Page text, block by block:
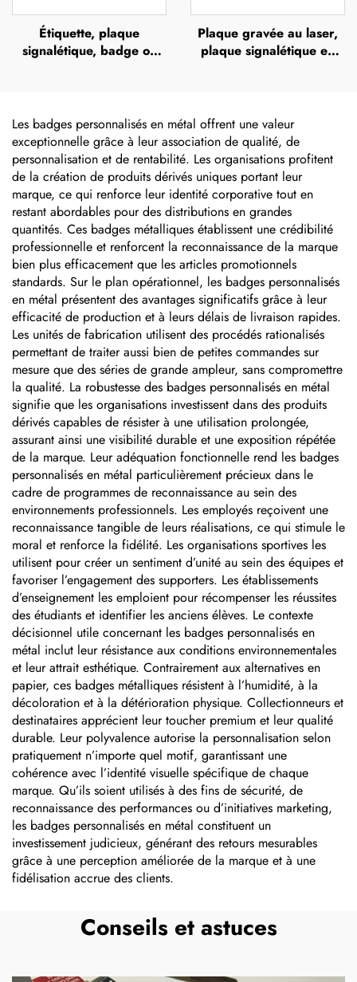
Étiquette, plaque
signalétique, badge ou
Plaque gravée au laser,
plaque signalétique en
Les badges personnalisés en métal offrent une valeur
exceptionnelle grâce à leur association de qualité, de
personnalisation et de rentabilité. Les organisations profitent
de la création de produits dérivés uniques portant leur
marque, ce qui renforce leur identité corporative tout en
restant abordables pour des distributions en grandes
quantités. Ces badges métalliques établissent une crédibilité
professionnelle et renforcent la reconnaissance de la marque
bien plus efficacement que les articles promotionnels
standards. Sur le plan opérationnel, les badges personnalisés
en métal présentent des avantages significatifs grâce à leur
efficacité de production et à leurs délais de livraison rapides.
Les unités de fabrication utilisent des procédés rationalisés
permettant de traiter aussi bien de petites commandes sur
mesure que des séries de grande ampleur, sans compromettre
la qualité. La robustesse des badges personnalisés en métal
signifie que les organisations investissent dans des produits
dérivés capables de résister à une utilisation prolongée,
assurant ainsi une visibilité durable et une exposition répétée
de la marque. Leur adéquation fonctionnelle rend les badges
personnalisés en métal particulièrement précieux dans le
cadre de programmes de reconnaissance au sein des
environnements professionnels. Les employés reçoivent une
reconnaissance tangible de leurs réalisations, ce qui stimule le
moral et renforce la fidélité. Les organisations sportives les
utilisent pour créer un sentiment d’unité au sein des équipes et
favoriser l’engagement des supporters. Les établissements
d’enseignement les emploient pour récompenser les réussites
des étudiants et identifier les anciens élèves. Le contexte
décisionnel utile concernant les badges personnalisés en
métal inclut leur résistance aux conditions environnementales
et leur attrait esthétique. Contrairement aux alternatives en
papier, ces badges métalliques résistent à l’humidité, à la
décoloration et à la détérioration physique. Collectionneurs et
destinataires apprécient leur toucher premium et leur qualité
durable. Leur polyvalence autorise la personnalisation selon
pratiquement n’importe quel motif, garantissant une
cohérence avec l’identité visuelle spécifique de chaque
marque. Qu’ils soient utilisés à des fins de sécurité, de
reconnaissance des performances ou d’initiatives marketing,
les badges personnalisés en métal constituent un
investissement judicieux, générant des retours mesurables
grâce à une perception améliorée de la marque et à une
fidélisation accrue des clients.
Conseils et astuces